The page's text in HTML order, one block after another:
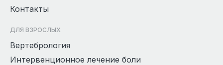
Контакты
ДЛЯ ВЗРОСЛЫХ
Вертебрология
Интервенционное лечение боли